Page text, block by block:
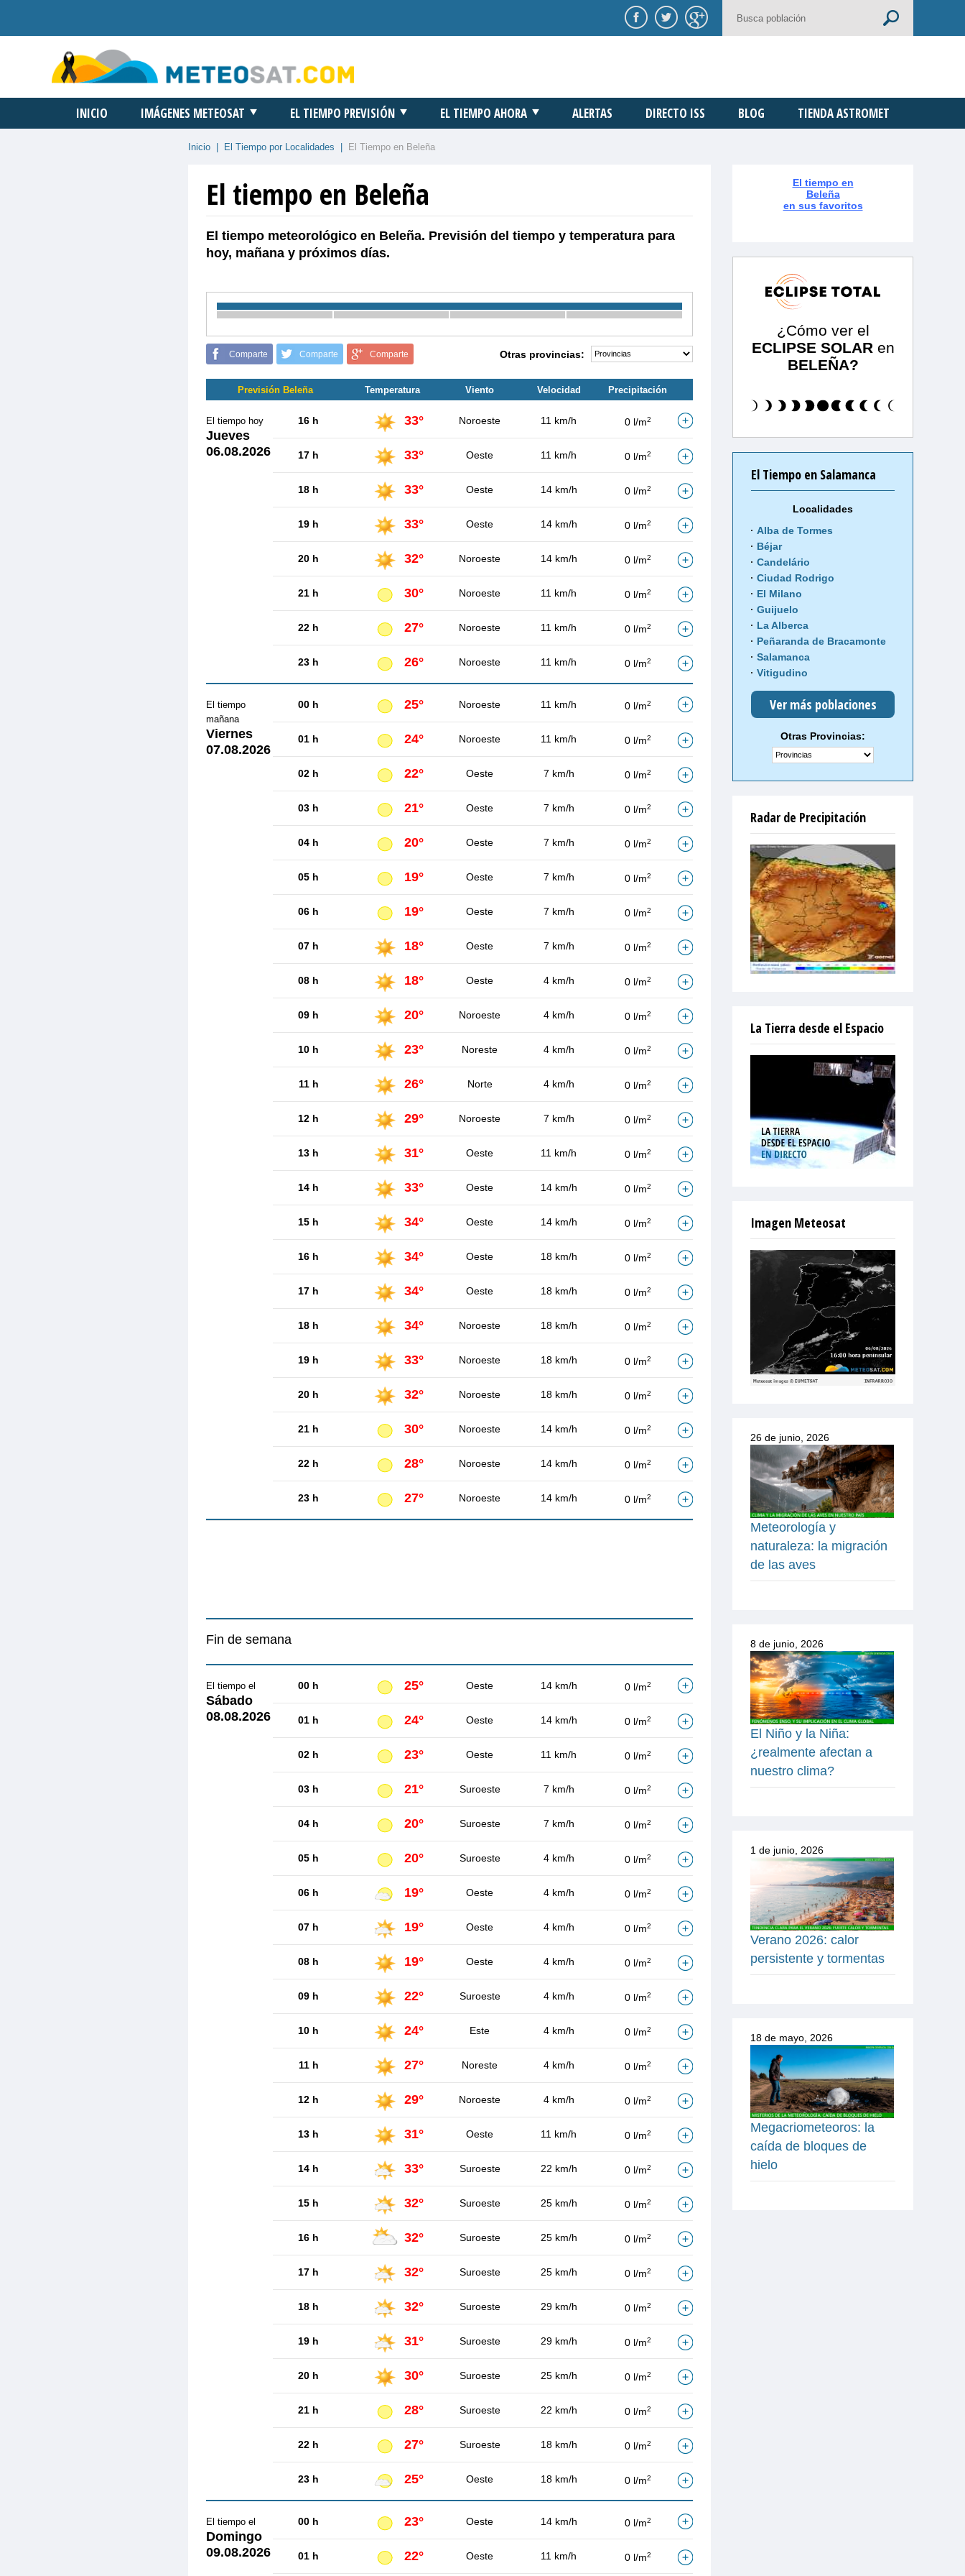
INICIO IMÁGENES METEOSAT EL TIEMPO PREVISIÓN EL TIEMPO AHORA ALERTAS DIRECTO ISS BLOG TIENDA ASTROMET
Inicio El Tiempo por Localidades El Tiempo en Beleña
El tiempo en Beleña
El tiempo meteorológico en Beleña. Previsión del tiempo y temperatura para
hoy, mañana y próximos días.
Comparte Comparte Comparte Otras provincias:
Previsión Beleña Temperatura Viento Velocidad Precipitación
El tiempo hoy
Jueves
06.08.2026
16 h 33° Noroeste 11 km/h 0 l/m2
17 h 33° Oeste 11 km/h 0 l/m2
18 h 33° Oeste 14 km/h 0 l/m2
19 h 33° Oeste 14 km/h 0 l/m2
20 h 32° Noroeste 14 km/h 0 l/m2
21 h 30° Noroeste 11 km/h 0 l/m2
22 h 27° Noroeste 11 km/h 0 l/m2
23 h 26° Noroeste 11 km/h 0 l/m2
El tiempo
mañana
Viernes
07.08.2026
00 h 25° Noroeste 11 km/h 0 l/m2
01 h 24° Noroeste 11 km/h 0 l/m2
02 h 22° Oeste 7 km/h 0 l/m2
03 h 21° Oeste 7 km/h 0 l/m2
04 h 20° Oeste 7 km/h 0 l/m2
05 h 19° Oeste 7 km/h 0 l/m2
06 h 19° Oeste 7 km/h 0 l/m2
07 h 18° Oeste 7 km/h 0 l/m2
08 h 18° Oeste 4 km/h 0 l/m2
09 h 20° Noroeste 4 km/h 0 l/m2
10 h 23° Noreste 4 km/h 0 l/m2
11 h 26° Norte 4 km/h 0 l/m2
12 h 29° Noroeste 7 km/h 0 l/m2
13 h 31° Oeste 11 km/h 0 l/m2
14 h 33° Oeste 14 km/h 0 l/m2
15 h 34° Oeste 14 km/h 0 l/m2
16 h 34° Oeste 18 km/h 0 l/m2
17 h 34° Oeste 18 km/h 0 l/m2
18 h 34° Noroeste 18 km/h 0 l/m2
19 h 33° Noroeste 18 km/h 0 l/m2
20 h 32° Noroeste 18 km/h 0 l/m2
21 h 30° Noroeste 14 km/h 0 l/m2
22 h 28° Noroeste 14 km/h 0 l/m2
23 h 27° Noroeste 14 km/h 0 l/m2
Fin de semana
El tiempo el
Sábado
08.08.2026
00 h 25° Oeste 14 km/h 0 l/m2
01 h 24° Oeste 14 km/h 0 l/m2
02 h 23° Oeste 11 km/h 0 l/m2
03 h 21° Suroeste 7 km/h 0 l/m2
04 h 20° Suroeste 7 km/h 0 l/m2
05 h 20° Suroeste 4 km/h 0 l/m2
06 h 19° Oeste 4 km/h 0 l/m2
07 h 19° Oeste 4 km/h 0 l/m2
08 h 19° Oeste 4 km/h 0 l/m2
09 h 22° Suroeste 4 km/h 0 l/m2
10 h 24° Este 4 km/h 0 l/m2
11 h 27° Noreste 4 km/h 0 l/m2
12 h 29° Noroeste 4 km/h 0 l/m2
13 h 31° Oeste 11 km/h 0 l/m2
14 h 33° Suroeste 22 km/h 0 l/m2
15 h 32° Suroeste 25 km/h 0 l/m2
16 h 32° Suroeste 25 km/h 0 l/m2
17 h 32° Suroeste 25 km/h 0 l/m2
18 h 32° Suroeste 29 km/h 0 l/m2
19 h 31° Suroeste 29 km/h 0 l/m2
20 h 30° Suroeste 25 km/h 0 l/m2
21 h 28° Suroeste 22 km/h 0 l/m2
22 h 27° Suroeste 18 km/h 0 l/m2
23 h 25° Oeste 18 km/h 0 l/m2
El tiempo el
Domingo
09.08.2026
00 h 23° Oeste 14 km/h 0 l/m2
01 h 22° Oeste 11 km/h 0 l/m2
El tiempo en
Beleña
en sus favoritos
¿Cómo ver el
ECLIPSE SOLAR en
BELEÑA?
El Tiempo en Salamanca
Localidades
Alba de Tormes
Béjar
Candelário
Ciudad Rodrigo
El Milano
Guijuelo
La Alberca
Peñaranda de Bracamonte
Salamanca
Vitigudino
Ver más poblaciones
Otras Provincias:
Radar de Precipitación
La Tierra desde el Espacio
Imagen Meteosat
26 de junio, 2026
Meteorología y
naturaleza: la migración
de las aves
8 de junio, 2026
El Niño y la Niña:
¿realmente afectan a
nuestro clima?
1 de junio, 2026
Verano 2026: calor
persistente y tormentas
18 de mayo, 2026
Megacriometeoros: la
caída de bloques de
hielo